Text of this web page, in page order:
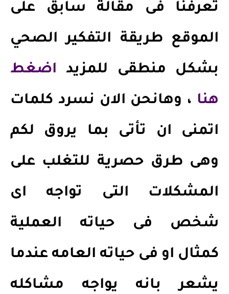
تعرفنا فى مقالة سابق على
الموقع طريقة التفكير الصحي
بشكل منطقى للمزيد اضغط
هنا ، وهانحن الان نسرد كلمات
اتمنى ان تأتى بما يروق لكم
وهى طرق حصرية للتغلب على
المشكلات التى تواجه اى
شخص فى حياته العملية
كمثال او فى حياته العامه عندما
يشعر بانه يواجه مشاكله